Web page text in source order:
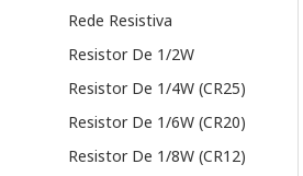
Rede Resistiva
Resistor De 1/2W
Resistor De 1/4W (CR25)
Resistor De 1/6W (CR20)
Resistor De 1/8W (CR12)